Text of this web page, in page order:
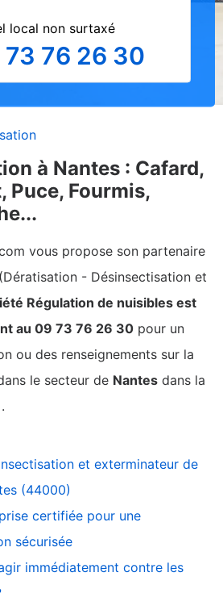
local non surtaxé
76 26 30
à Nantes : Cafard,
Puce, Fourmis,
vous propose son partenaire
- Désinsectisation et
Régulation de nuisibles est
au 09 73 76 26 30 pour un
ou des renseignements sur la
le secteur de Nantes dans la
et exterminateur de
(44000)
certifiée pour une
sécurisée
immédiatement contre les